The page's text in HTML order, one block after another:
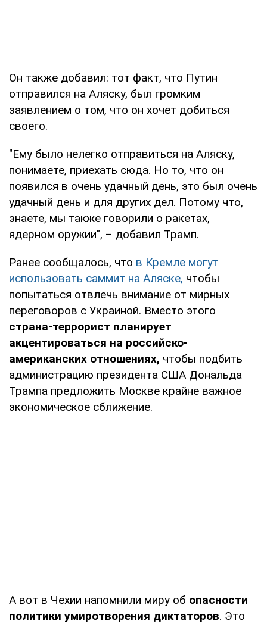
Он также добавил: тот факт, что Путин
отправился на Аляску, был громким
заявлением о том, что он хочет добиться
своего.
"Ему было нелегко отправиться на Аляску,
понимаете, приехать сюда. Но то, что он
появился в очень удачный день, это был очень
удачный день и для других дел. Потому что,
знаете, мы также говорили о ракетах,
ядерном оружии", – добавил Трамп.
Ранее сообщалось, что в Кремле могут
использовать саммит на Аляске, чтобы
попытаться отвлечь внимание от мирных
переговоров с Украиной. Вместо этого
страна-террорист планирует
акцентироваться на российско-
американских отношениях, чтобы подбить
администрацию президента США Дональда
Трампа предложить Москве крайне важное
экономическое сближение.
А вот в Чехии напомнили миру об опасности
политики умиротворения диктаторов. Это